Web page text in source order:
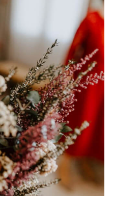
romántico